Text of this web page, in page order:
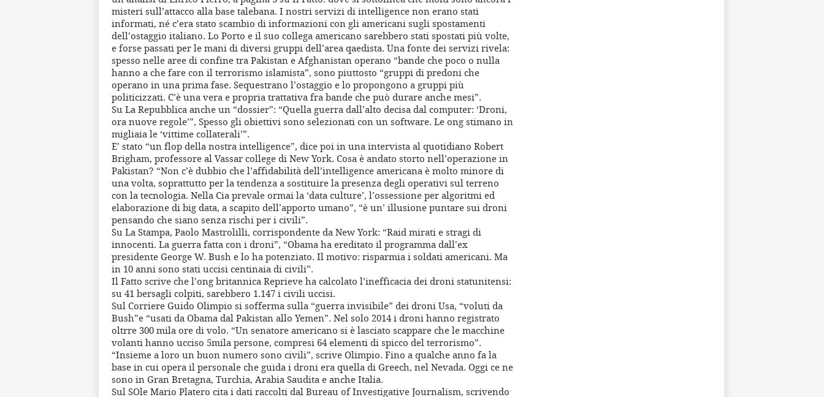
misteri sull’attacco alla base talebana. I nostri servizi di intelligence non erano stati
informati, né c’era stato scambio di informazioni con gli americani sugli spostamenti
dell’ostaggio italiano. Lo Porto e il suo collega americano sarebbero stati spostati più volte,
e forse passati per le mani di diversi gruppi dell’area qaedista. Una fonte dei servizi rivela:
spesso nelle aree di confine tra Pakistan e Afghanistan operano “bande che poco o nulla
hanno a che fare con il terrorismo islamista”, sono piuttosto “gruppi di predoni che
operano in una prima fase. Sequestrano l’ostaggio e lo propongono a gruppi più
politicizzati. C’è una vera e propria trattativa fra bande che può durare anche mesi”.
Su La Repubblica anche un “dossier”: “Quella guerra dall’alto decisa dal computer: ‘Droni,
ora nuove regole’”, Spesso gli obiettivi sono selezionati con un software. Le ong stimano in
migliaia le ‘vittime collaterali’”.
E’ stato “un flop della nostra intelligence”, dice poi in una intervista al quotidiano Robert
Brigham, professore al Vassar college di New York. Cosa è andato storto nell’operazione in
Pakistan? “Non c’è dubbio che l’affidabilità dell’intelligence americana è molto minore di
una volta, soprattutto per la tendenza a sostituire la presenza degli operativi sul terreno
con la tecnologia. Nella Cia prevale ormai la ‘data culture’, l’ossessione per algoritmi ed
elaborazione di big data, a scapito dell’apporto umano”, “è un’ illusione puntare sui droni
pensando che siano senza rischi per i civili”.
Su La Stampa, Paolo Mastrolilli, corrispondente da New York: “Raid mirati e stragi di
innocenti. La guerra fatta con i droni”, “Obama ha ereditato il programma dall’ex
presidente George W. Bush e lo ha potenziato. Il motivo: risparmia i soldati americani. Ma
in 10 anni sono stati uccisi centinaia di civili”.
Il Fatto scrive che l’ong britannica Reprieve ha calcolato l’inefficacia dei droni statunitensi:
su 41 bersagli colpiti, sarebbero 1.147 i civili uccisi.
Sul Corriere Guido Olimpio si sofferma sulla “guerra invisibile” dei droni Usa, “voluti da
Bush”e “usati da Obama dal Pakistan allo Yemen”. Nel solo 2014 i droni hanno registrato
oltrre 300 mila ore di volo. “Un senatore americano si è lasciato scappare che le macchine
volanti hanno ucciso 5mila persone, compresi 64 elementi di spicco del terrorismo”.
“Insieme a loro un buon numero sono civili”, scrive Olimpio. Fino a qualche anno fa la
base in cui opera il personale che guida i droni era quella di Greech, nel Nevada. Oggi ce ne
sono in Gran Bretagna, Turchia, Arabia Saudita e anche Italia.
Sul SOle Mario Platero cita i dati raccolti dal Bureau of Investigative Journalism, scrivendo